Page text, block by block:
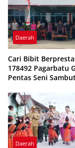
Daerah
Cari Bibit
178492 Pagarbatu
Pentas Seni
Daerah